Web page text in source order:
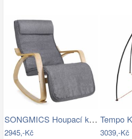
SONGMICS Houpací křeslo Ben světle šedé
2945,-Kč 3039,-Kč